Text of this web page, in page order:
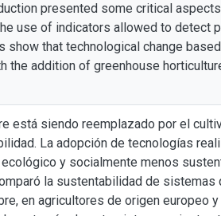
presented some critical
use of indicators allowed to detect
that technological change
addition of greenhouse
está siendo reemplazado por el
La adopción de tecnologías
y socialmente menos
la sustentabilidad de sistemas
en agricultores de origen europeo